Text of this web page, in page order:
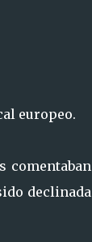
europeo.
comentaban
declinada